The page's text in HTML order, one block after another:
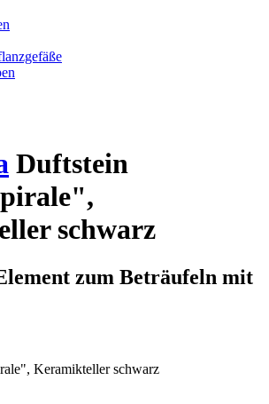
Duftstein
schwarz
zum Beträufeln mit
Keramikteller schwarz